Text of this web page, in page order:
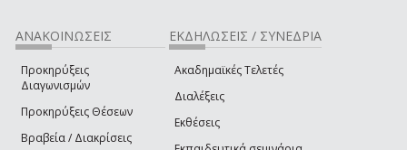
ΑΝΑΚΟΙΝΩΣΕΙΣ
Προκηρύξεις
Διαγωνισμών
Προκηρύξεις Θέσεων
Βραβεία / Διακρίσεις
ΕΚΔΗΛΩΣΕΙΣ / ΣΥΝΕΔΡΙΑ
Ακαδημαϊκές Τελετές
Διαλέξεις
Εκθέσεις